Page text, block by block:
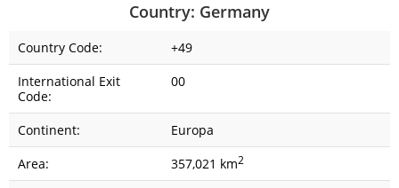
Country: Germany
Country Code:
+49
International Exit
Code:
00
Continent:
Europa
Area:
357,021 km2